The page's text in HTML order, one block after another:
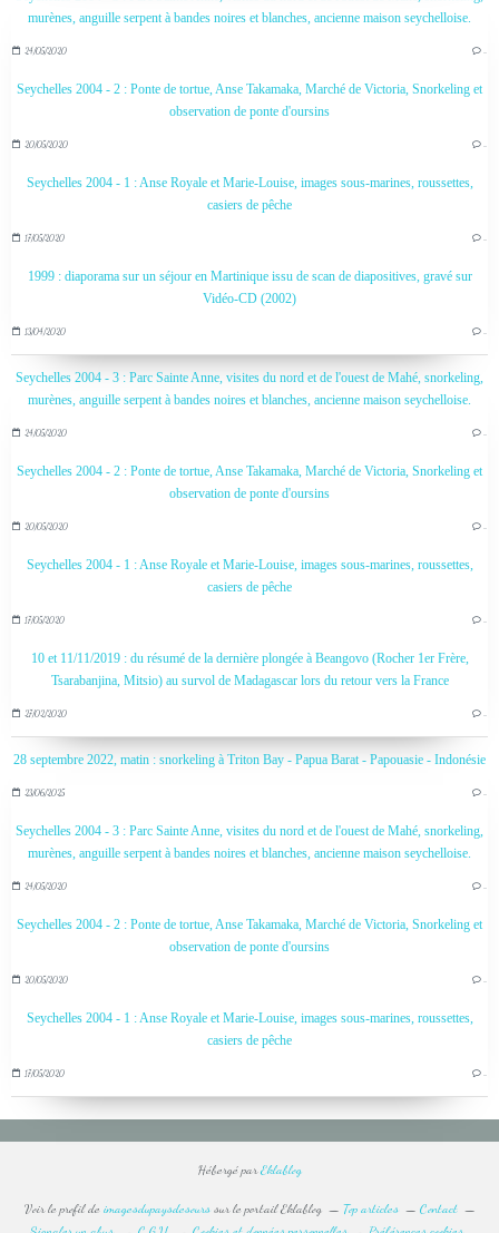
murènes, anguille serpent à bandes noires et blanches, ancienne maison seychelloise.
24/05/2020 …
Seychelles 2004 - 2 : Ponte de tortue, Anse Takamaka, Marché de Victoria, Snorkeling et
observation de ponte d'oursins
20/05/2020 …
Seychelles 2004 - 1 : Anse Royale et Marie-Louise, images sous-marines, roussettes,
casiers de pêche
17/05/2020 …
1999 : diaporama sur un séjour en Martinique issu de scan de diapositives, gravé sur
Vidéo-CD (2002)
13/04/2020 …
Seychelles 2004 - 3 : Parc Sainte Anne, visites du nord et de l'ouest de Mahé, snorkeling,
murènes, anguille serpent à bandes noires et blanches, ancienne maison seychelloise.
24/05/2020 …
Seychelles 2004 - 2 : Ponte de tortue, Anse Takamaka, Marché de Victoria, Snorkeling et
observation de ponte d'oursins
20/05/2020 …
Seychelles 2004 - 1 : Anse Royale et Marie-Louise, images sous-marines, roussettes,
casiers de pêche
17/05/2020 …
10 et 11/11/2019 : du résumé de la dernière plongée à Beangovo (Rocher 1er Frère,
Tsarabanjina, Mitsio) au survol de Madagascar lors du retour vers la France
27/02/2020 …
28 septembre 2022, matin : snorkeling à Triton Bay - Papua Barat - Papouasie - Indonésie
23/06/2025 …
Seychelles 2004 - 3 : Parc Sainte Anne, visites du nord et de l'ouest de Mahé, snorkeling,
murènes, anguille serpent à bandes noires et blanches, ancienne maison seychelloise.
24/05/2020 …
Seychelles 2004 - 2 : Ponte de tortue, Anse Takamaka, Marché de Victoria, Snorkeling et
observation de ponte d'oursins
20/05/2020 …
Seychelles 2004 - 1 : Anse Royale et Marie-Louise, images sous-marines, roussettes,
casiers de pêche
17/05/2020 …
Hébergé parEklablog
Voir le profil de imagesdupaysdesourssur le portail Eklablog Top articles
Contact